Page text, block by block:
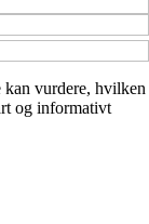
kan vurdere, hvilken
og informativt